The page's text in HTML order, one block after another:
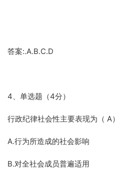
答案:.A.B.C.D
4、单选题（4分）
行政纪律社会性主要表现为（ A）
A.行为所造成的社会影响
B.对全社会成员普遍适用